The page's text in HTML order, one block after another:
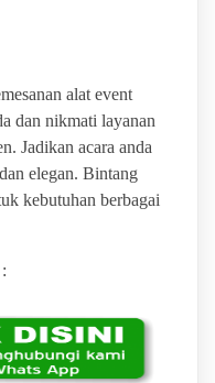
alat event
dan nikmati layanan
Jadikan acara anda
elegan. Bintang
kebutuhan berbagai